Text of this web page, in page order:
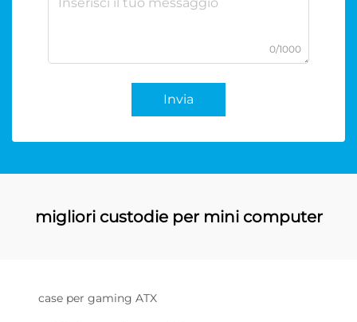
0/1000
Invia
migliori custodie per mini computer
case per gaming ATX